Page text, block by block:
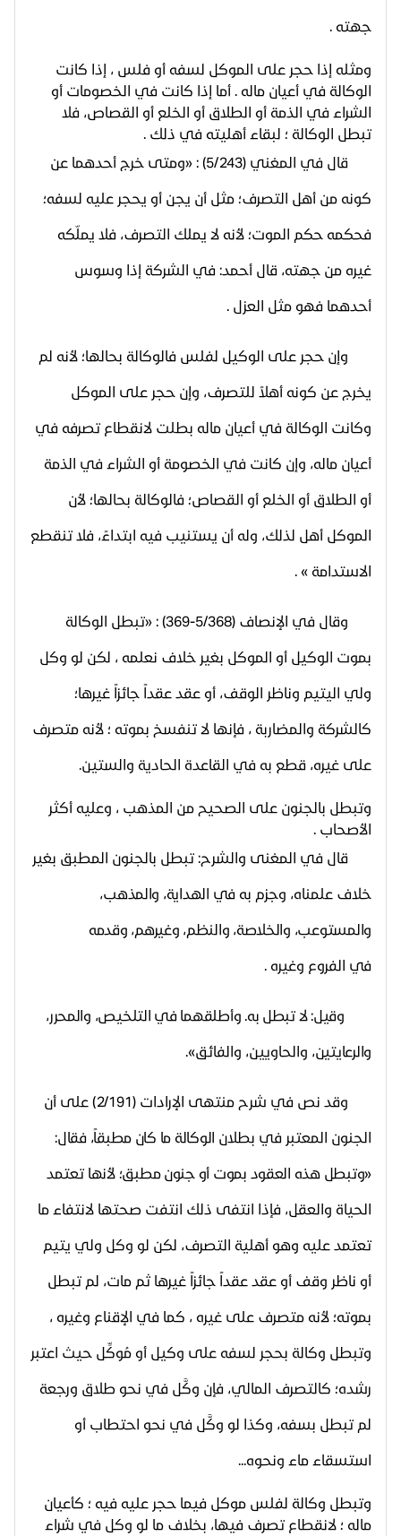
جهته .
ومثله إذا حجر على الموكل لسفه أو فلس ، إذا كانت
الوكالة في أعيان ماله . أما إذا كانت في الخصومات أو
الشراء في الذمة أو الطلاق أو الخلع أو القصاص، فلا
تبطل الوكالة ؛ لبقاء أهليته في ذلك .
قال في المغني (5/243) : «ومتى خرج أحدهما عن
كونه من أهل التصرف؛ مثل أن يجن أو يحجر عليه لسفه؛
فحكمه حكم الموت؛ لأنه لا يملك التصرف، فلا يملّكه
غيره من جهته، قال أحمد: في الشركة إذا وسوس
أحدهما فهو مثل العزل .
وإن حجر على الوكيل لفلس فالوكالة بحالها؛ لأنه لم
يخرج عن كونه أهلاً للتصرف، وإن حجر على الموكل
وكانت الوكالة في أعيان ماله بطلت لانقطاع تصرفه في
أعيان ماله، وإن كانت في الخصومة أو الشراء في الذمة
أو الطلاق أو الخلع أو القصاص؛ فالوكالة بحالها؛ لأن
الموكل أهل لذلك، وله أن يستنيب فيه ابتداءً، فلا تنقطع
الاستدامة » .
وقال في الإنصاف (5/368-369) : «تبطل الوكالة
بموت الوكيل أو الموكل بغير خلاف نعلمه ، لكن لو وكل
ولي اليتيم وناظر الوقف، أو عقد عقداً جائزاً غيرها؛
كالشركة والمضاربة ، فإنها لا تنفسخ بموته ؛ لأنه متصرف
على غيره، قطع به في القاعدة الحادية والستين.
وتبطل بالجنون على الصحيح من المذهب ، وعليه أكثر
الأصحاب .
قال في المغنى والشرح: تبطل بالجنون المطبق بغير
خلاف علمناه، وجزم به في الهداية، والمذهب،
والمستوعب، والخلاصة، والنظم، وغيرهم، وقدمه
في الفروع وغيره .
وقيل: لا تبطل به. وأطلقهما في التلخيص، والمحرر،
والرعايتين، والحاويين، والفائق».
وقد نص في شرح منتهى الإرادات (2/191) على أن
الجنون المعتبر في بطلان الوكالة ما كان مطبقاً، فقال:
«وتبطل هذه العقود بموت أو جنون مطبق؛ لأنها تعتمد
الحياة والعقل، فإذا انتفى ذلك انتفت صحتها لانتفاء ما
تعتمد عليه وهو أهلية التصرف، لكن لو وكل ولي يتيم
أو ناظر وقف أو عقد عقداً جائزاً غيرها ثم مات، لم تبطل
بموته؛ لأنه متصرف على غيره ، كما في الإقناع وغيره ،
وتبطل وكالة بحجر لسفه على وكيل أو مُوكِّل حيث اعتبر
رشده؛ كالتصرف المالي، فإن وكَّل في نحو طلاق ورجعة
لم تبطل بسفه، وكذا لو وكَّل في نحو احتطاب أو
استسقاء ماء ونحوه...
وتبطل وكالة لفلس موكل فيما حجر عليه فيه ؛ كأعيان
ماله ؛ لانقطاع تصرف فيها، بخلاف ما لو وكل في شراء